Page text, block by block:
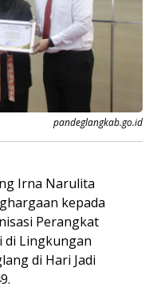
pandeglangkab.go.id
Irna Narulita
kepada
Perangkat
di Lingkungan
di Hari Jadi